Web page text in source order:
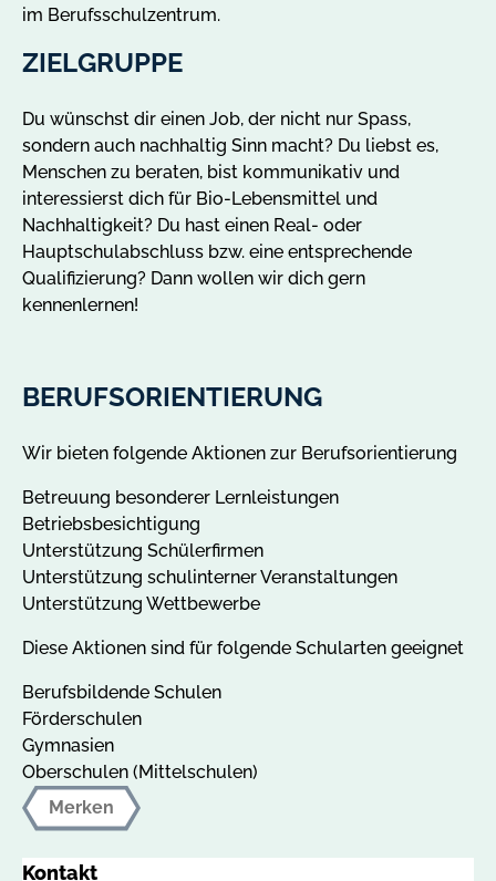
im Berufsschulzentrum.
ZIELGRUPPE
Du wünschst dir einen Job, der nicht nur Spass,
sondern auch nachhaltig Sinn macht? Du liebst es,
Menschen zu beraten, bist kommunikativ und
interessierst dich für Bio-Lebensmittel und
Nachhaltigkeit? Du hast einen Real- oder
Hauptschulabschluss bzw. eine entsprechende
Qualifizierung? Dann wollen wir dich gern
kennenlernen!
BERUFSORIENTIERUNG
Wir bieten folgende Aktionen zur Berufsorientierung
Betreuung besonderer Lernleistungen
Betriebsbesichtigung
Unterstützung Schülerfirmen
Unterstützung schulinterner Veranstaltungen
Unterstützung Wettbewerbe
Diese Aktionen sind für folgende Schularten geeignet
Berufsbildende Schulen
Förderschulen
Gymnasien
Oberschulen (Mittelschulen)
Merken
Kontakt